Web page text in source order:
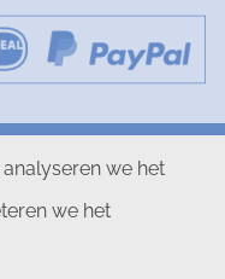
we het
we het